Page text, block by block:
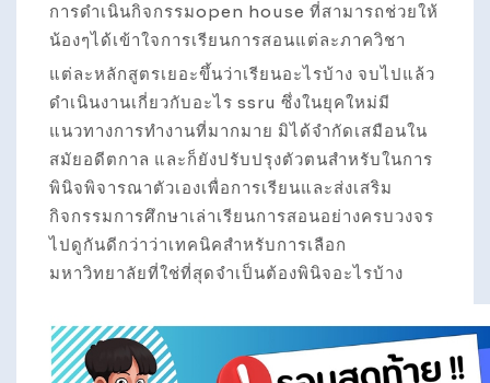
การดำเนินกิจกรรมopen house ที่สามารถช่วยให้
น้องๆได้เข้าใจการเรียนการสอนแต่ละภาควิชา
แต่ละหลักสูตรเยอะขึ้นว่าเรียนอะไรบ้าง จบไปแล้ว
ดำเนินงานเกี่ยวกับอะไร ssru ซึ่งในยุคใหม่มี
แนวทางการทำงานที่มากมาย มิได้จำกัดเสมือนใน
สมัยอดีตกาล และก็ยังปรับปรุงตัวตนสำหรับในการ
พินิจพิจารณาตัวเองเพื่อการเรียนและส่งเสริม
กิจกรรมการศึกษาเล่าเรียนการสอนอย่างครบวงจร
ไปดูกันดีกว่าว่าเทคนิคสำหรับการเลือก
มหาวิทยาลัยที่ใช่ที่สุดจำเป็นต้องพินิจอะไรบ้าง